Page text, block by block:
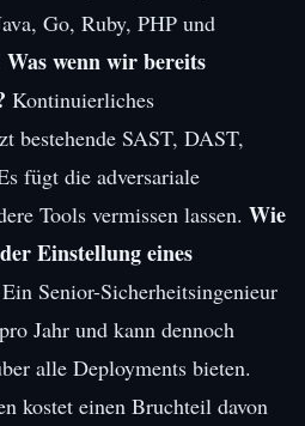
Go, Ruby, PHP und
Was wenn wir bereits
Kontinuierliches
bestehende SAST, DAST,
fügt die adversariale
Tools vermissen lassen. Wie
Einstellung eines
Ein Senior-Sicherheitsingenieur
Jahr und kann dennoch
alle Deployments bieten.
kostet einen Bruchteil davon